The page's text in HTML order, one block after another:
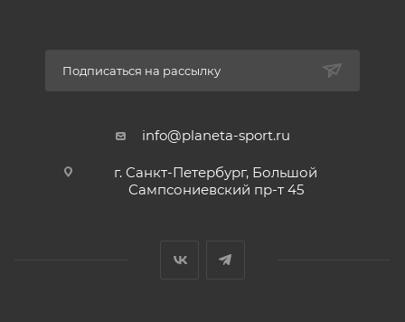
Подписаться на рассылку
info@planeta-sport.ru
г. Санкт-Петербург, Большой
Сампсониевский пр-т 45